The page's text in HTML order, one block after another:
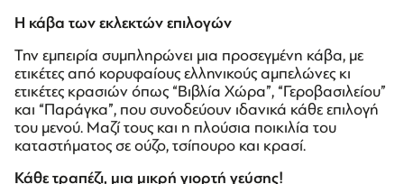
Η κάβα των εκλεκτών επιλογών
Την εμπειρία συμπληρώνει μια προσεγμένη κάβα, με
ετικέτες από κορυφαίους ελληνικούς αμπελώνες κι
ετικέτες κρασιών όπως “Βιβλία Χώρα”, “Γεροβασιλείου”
και “Παράγκα”, που συνοδεύουν ιδανικά κάθε επιλογή
του μενού. Μαζί τους και η πλούσια ποικιλία του
καταστήματος σε ούζο, τσίπουρο και κρασί.
Κάθε τραπέζι, μια μικρή γιορτή γεύσης!